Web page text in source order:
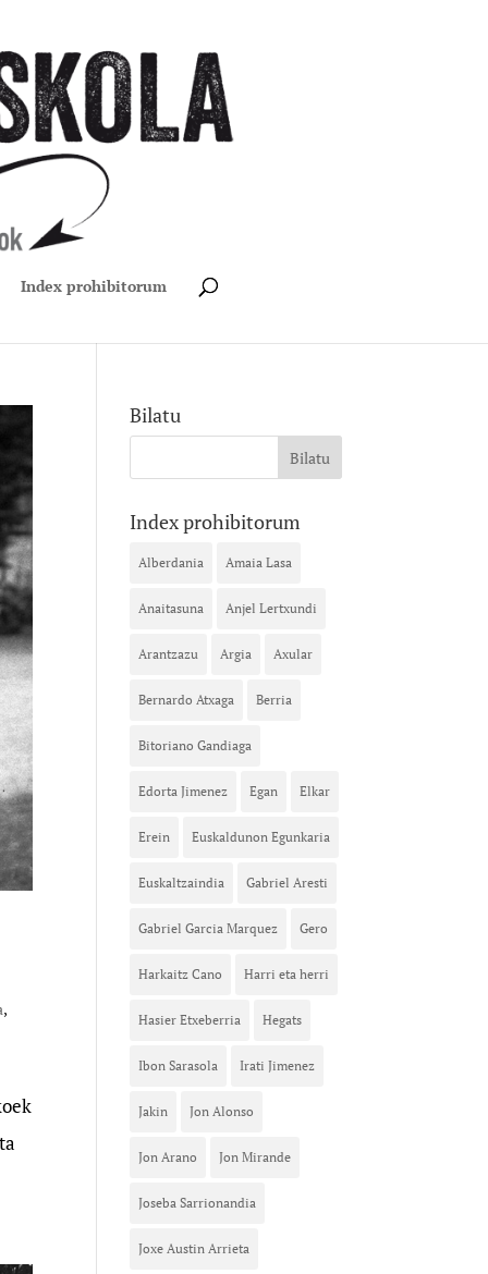
Index prohibitorum
,
Bilatu
Index prohibitorum
Alberdania Amaia Lasa
Anaitasuna Anjel Lertxundi
Arantzazu Argia Axular
Bernardo Atxaga Berria
Bitoriano Gandiaga
Edorta Jimenez Egan Elkar
Erein Euskaldunon Egunkaria
Euskaltzaindia Gabriel Aresti
Gabriel Garcia Marquez Gero
Harkaitz Cano Harri eta herri
Hasier Etxeberria Hegats
Ibon Sarasola Irati Jimenez
Jakin Jon Alonso
Jon Arano Jon Mirande
Joseba Sarrionandia
Joxe Austin Arrieta